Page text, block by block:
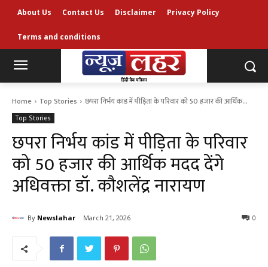
About Us Contact Us Disclaimer Privacy Policy
Terms and conditions
Home Top Stories छपरा निर्भय कांड में पीड़िता के परिवार को 50 हजार की आर्थिक...
Top Stories
छपरा निर्भय कांड में पीड़िता के परिवार
को 50 हजार की आर्थिक मदद देंगे
अधिवक्ता डॉ. कौशलेंद्र नारायण
By Newslahar March 21, 2026 0